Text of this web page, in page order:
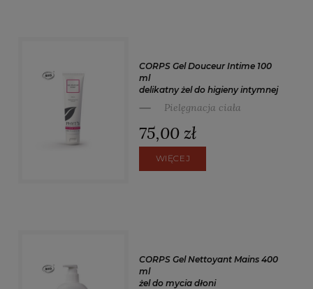
CORPS Gel Douceur Intime 100
ml
delikatny żel do higieny intymnej
Pielęgnacja ciała
75,00 zł
WIĘCEJ
CORPS Gel Nettoyant Mains 400
ml
żel do mycia dłoni